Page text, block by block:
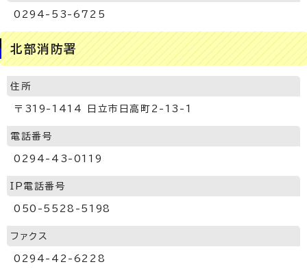
0294-53-6725
北部消防署
住所
〒319-1414 日立市日高町2-13-1
電話番号
0294-43-0119
IP電話番号
050-5528-5198
ファクス
0294-42-6228